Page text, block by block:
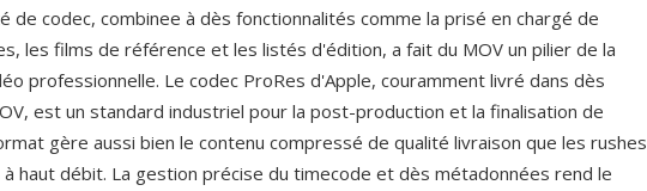
de codec, combinee à dès fonctionnalités comme la prisé en chargé de
les films de référence et les listés d'édition, a fait du MOV un pilier de la
professionnelle. Le codec ProRes d'Apple, couramment livré dans dès
est un standard industriel pour la post-production et la finalisation de
gère aussi bien le contenu compressé de qualité livraison que les rushes
haut débit. La gestion précise du timecode et dès métadonnées rend le